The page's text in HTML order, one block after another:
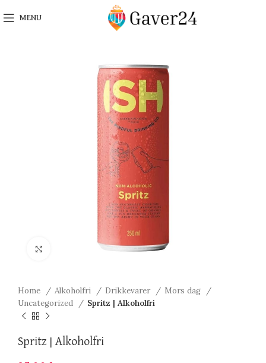
MENU
Click to enlarge
Home Alkoholfri Drikkevarer
Mors dag
Uncategorized
Spritz | Alkoholfri
Spritz | Alkoholfri